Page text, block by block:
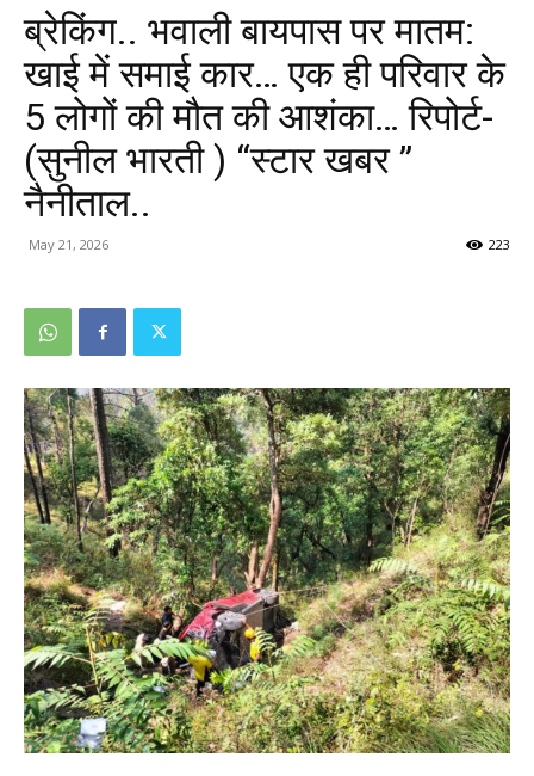
ब्रेकिंग.. भवाली बायपास पर मातम:
खाई में समाई कार… एक ही परिवार के
5 लोगों की मौत की आशंका… रिपोर्ट-
(सुनील भारती ) “स्टार खबर ”
नैनीताल..
May 21, 2026 223